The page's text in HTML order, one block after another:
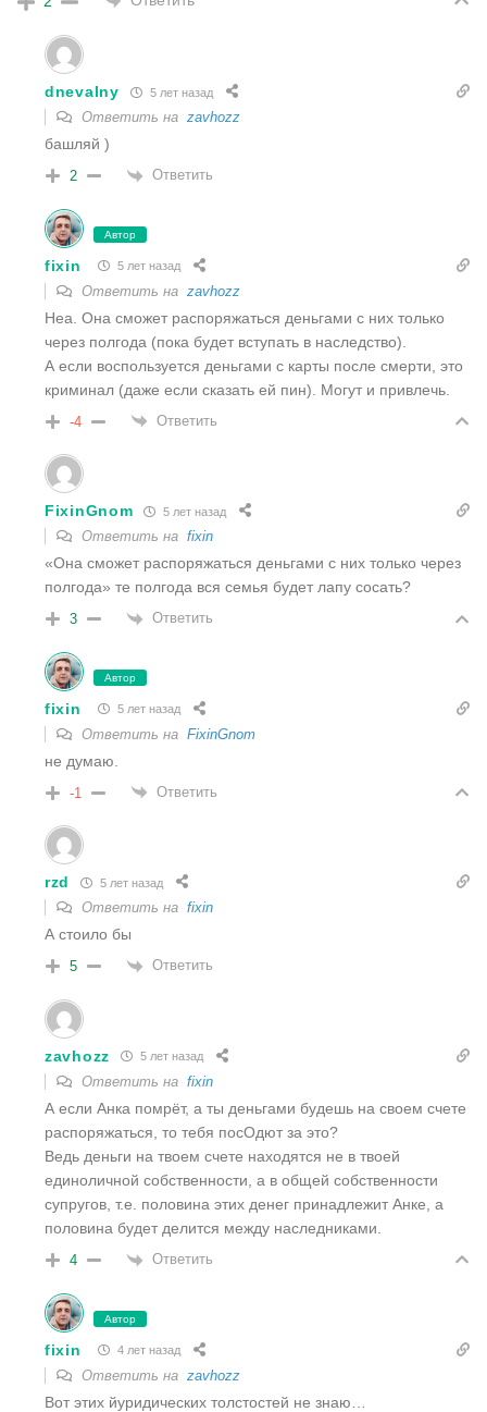
dnevalny 5 лет назад
Ответить на zavhozz
башляй )
2 Ответить
Автор
fixin 5 лет назад
Ответить на zavhozz
Неа. Она сможет распоряжаться деньгами с них только
через полгода (пока будет вступать в наследство).
А если воспользуется деньгами с карты после смерти, это
криминал (даже если сказать ей пин). Могут и привлечь.
-4 Ответить
FixinGnom 5 лет назад
Ответить на fixin
«Она сможет распоряжаться деньгами с них только через
полгода» те полгода вся семья будет лапу сосать?
3 Ответить
Автор
fixin 5 лет назад
Ответить на FixinGnom
не думаю.
-1 Ответить
rzd 5 лет назад
Ответить на fixin
А стоило бы
5 Ответить
zavhozz 5 лет назад
Ответить на fixin
А если Анка помрёт, а ты деньгами будешь на своем счете
распоряжаться, то тебя посОдют за это?
Ведь деньги на твоем счете находятся не в твоей
единоличной собственности, а в общей собственности
супругов, т.е. половина этих денег принадлежит Анке, а
половина будет делится между наследниками.
4 Ответить
Автор
fixin 4 лет назад
Ответить на zavhozz
Вот этих йуридических толстостей не знаю…